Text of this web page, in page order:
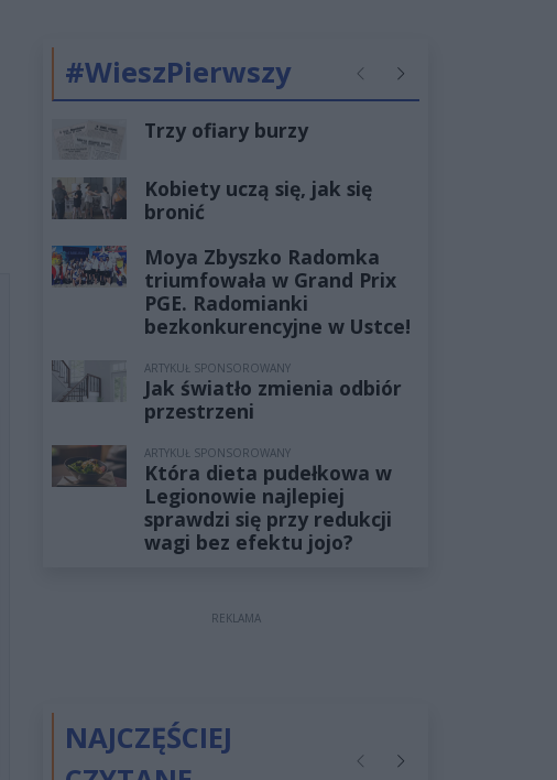
#WieszPierwszy PoprzednieNastępne
Trzy ofiary burzy
Kobiety uczą się, jak się
bronić
Moya Zbyszko Radomka
triumfowała w Grand Prix
PGE. Radomianki
bezkonkurencyjne w Ustce!
ARTYKUŁ SPONSOROWANY
Jak światło zmienia odbiór
przestrzeni
ARTYKUŁ SPONSOROWANY
Która dieta pudełkowa w
Legionowie najlepiej
sprawdzi się przy redukcji
wagi bez efektu jojo?
REKLAMA
NAJCZĘŚCIEJ
PoprzednieNastępne